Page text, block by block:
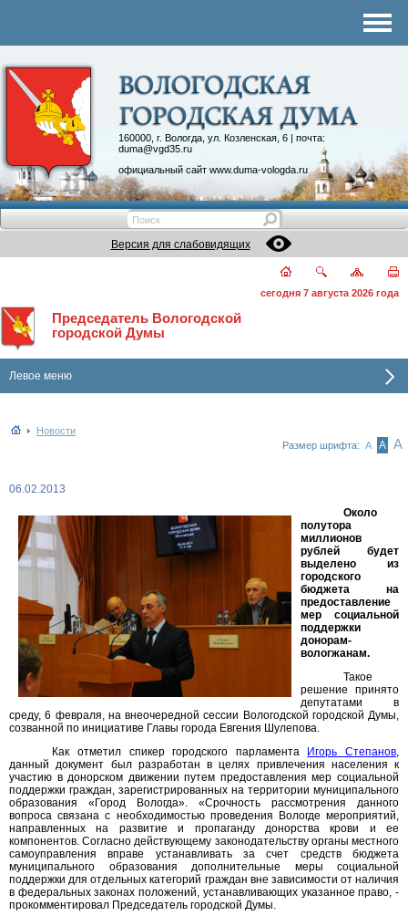
160000, г. Вологда, ул. Козленская, 6 | почта:
duma@vgd35.ru
официальный сайт www.duma-vologda.ru
Контакты
Депутатские объединения
Версия для слабовидящих
сегодня 7 августа 2026 года
Председатель Вологодской
городской Думы
Левое меню
Новости
Размер шрифта: А А А
06.02.2013
Около
полутора
миллионов
рублей будет
выделено из
городского
бюджета на
предоставление
мер социальной
поддержки
донорам-
вологжанам.
Такое
решение принято
депутатами в
среду, 6 февраля, на внеочередной сессии Вологодской городской Думы,
созванной по инициативе Главы города Евгения Шулепова.
Как отметил спикер городского парламента
Игорь Степанов,
данный документ был разработан в целях привлечения населения к
участию в донорском движении путем предоставления мер социальной
поддержки граждан, зарегистрированных на территории муниципального
образования «Город Вологда». «Срочность рассмотрения данного
вопроса связана с необходимостью проведения Вологде мероприятий,
направленных на развитие и пропаганду донорства крови и ее
компонентов. Согласно действующему законодательству органы местного
самоуправления вправе устанавливать за счет средств бюджета
муниципального образования дополнительные меры социальной
поддержки для отдельных категорий граждан вне зависимости от наличия
в федеральных законах положений, устанавливающих указанное право, -
прокомментировал Председатель городской Думы.